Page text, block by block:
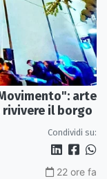
arte
rivivere il borgo
Condividi su:
22 ore fa